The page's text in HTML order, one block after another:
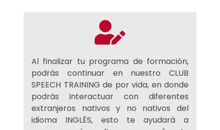
Al finalizar tu programa de formación,
podrás continuar en nuestro CLUB
SPEECH TRAINING de por vida, en donde
podrás interactuar con diferentes
extranjeros nativos y no nativos del
idioma INGLÉS, esto te ayudará a